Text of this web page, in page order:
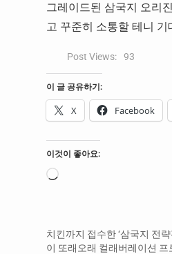
그레이드된 삼국지 오리
고 꾸준히 소통할 테니
Post Views: 93
이 글 공유하기:
X Facebook
이것이 좋아요:
로
치킨까지 접수한 ‘삼국지 전
이 또래오래 컬래버레이션 프